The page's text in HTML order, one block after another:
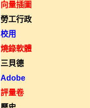
向量插圖
勞工行政
校用
燒錄軟體
三貝德
Adobe
評量卷